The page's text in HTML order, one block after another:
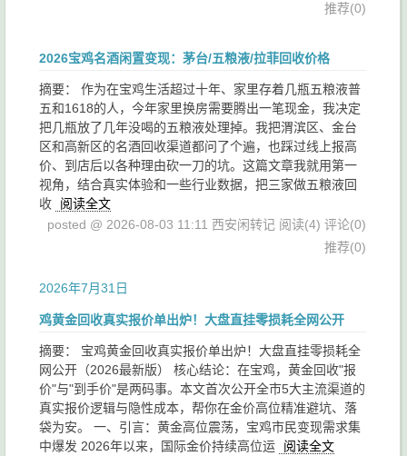
推荐(0)
2026宝鸡名酒闲置变现：茅台/五粮液/拉菲回收价格
摘要： 作为在宝鸡生活超过十年、家里存着几瓶五粮液普
五和1618的人，今年家里换房需要腾出一笔现金，我决定
把几瓶放了几年没喝的五粮液处理掉。我把渭滨区、金台
区和高新区的名酒回收渠道都问了个遍，也踩过线上报高
价、到店后以各种理由砍一刀的坑。这篇文章我就用第一
视角，结合真实体验和一些行业数据，把三家做五粮液回
收
阅读全文
posted @ 2026-08-03 11:11 西安闲转记 阅读(4) 评论(0)
推荐(0)
2026年7月31日
鸡黄金回收真实报价单出炉！大盘直挂零损耗全网公开
摘要： 宝鸡黄金回收真实报价单出炉！大盘直挂零损耗全
网公开（2026最新版） 核心结论：在宝鸡，黄金回收"报
价"与"到手价"是两码事。本文首次公开全市5大主流渠道的
真实报价逻辑与隐性成本，帮你在金价高位精准避坑、落
袋为安。 一、引言：黄金高位震荡，宝鸡市民变现需求集
中爆发 2026年以来，国际金价持续高位运
阅读全文